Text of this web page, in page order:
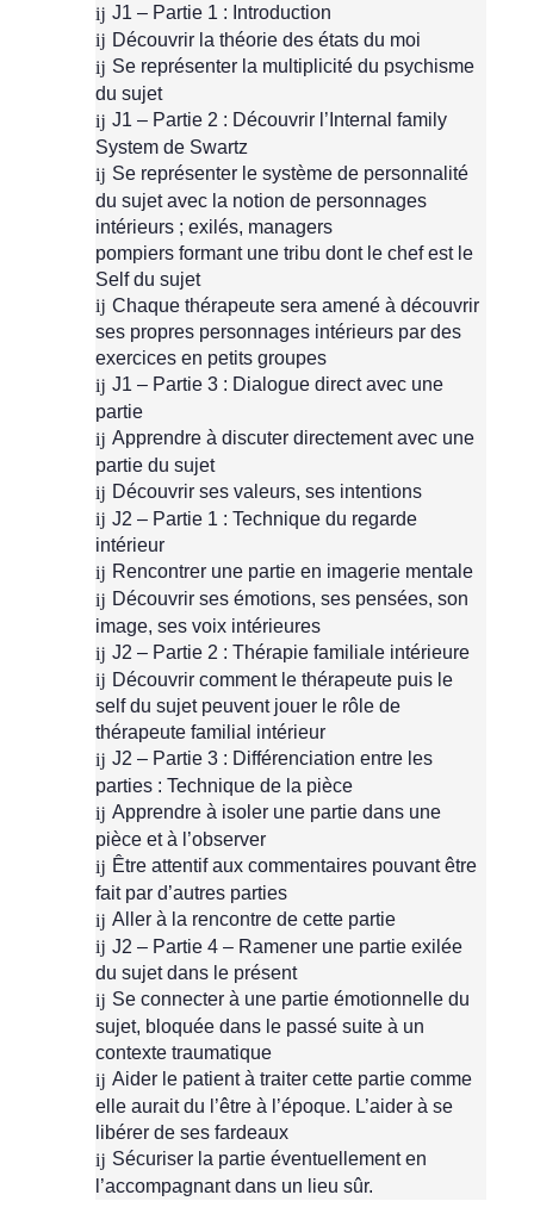
J1 – Partie 1 : Introduction
Découvrir la théorie des états du moi
Se représenter la multiplicité du psychisme
du sujet
J1 – Partie 2 : Découvrir l’Internal family
System de Swartz
Se représenter le système de personnalité
du sujet avec la notion de personnages
intérieurs ; exilés, managers
pompiers formant une tribu dont le chef est le
Self du sujet
Chaque thérapeute sera amené à découvrir
ses propres personnages intérieurs par des
exercices en petits groupes
J1 – Partie 3 : Dialogue direct avec une
partie
Apprendre à discuter directement avec une
partie du sujet
Découvrir ses valeurs, ses intentions
J2 – Partie 1 : Technique du regarde
intérieur
Rencontrer une partie en imagerie mentale
Découvrir ses émotions, ses pensées, son
image, ses voix intérieures
J2 – Partie 2 : Thérapie familiale intérieure
Découvrir comment le thérapeute puis le
self du sujet peuvent jouer le rôle de
thérapeute familial intérieur
J2 – Partie 3 : Différenciation entre les
parties : Technique de la pièce
Apprendre à isoler une partie dans une
pièce et à l’observer
Être attentif aux commentaires pouvant être
fait par d’autres parties
Aller à la rencontre de cette partie
J2 – Partie 4 – Ramener une partie exilée
du sujet dans le présent
Se connecter à une partie émotionnelle du
sujet, bloquée dans le passé suite à un
contexte traumatique
Aider le patient à traiter cette partie comme
elle aurait du l’être à l’époque. L’aider à se
libérer de ses fardeaux
Sécuriser la partie éventuellement en
l’accompagnant dans un lieu sûr.